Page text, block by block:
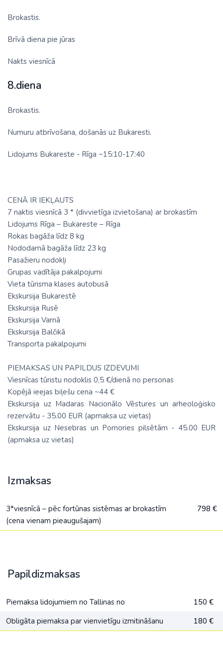
Brokastis.
Brīvā diena pie jūras
Nakts viesnīcā
8.diena
Brokastis.
Numuru atbrīvošana, došanās uz Bukaresti.
Lidojums Bukareste - Rīga ~15:10-17:40
CENĀ IR IEKĻAUTS
7 naktis viesnīcā 3 * (divvietīga izvietošana) ar brokastīm
Lidojums Rīga – Bukareste – Rīga
Rokas bagāža līdz 8 kg
Nododamā bagāža līdz 23 kg
Pasažieru nodokļi
Grupas vadītāja pakalpojumi
Vieta tūrisma klases autobusā
Ekskursija Bukarestē
Ekskursija Rusē
Ekskursija Varnā
Ekskursija Balčikā
Transporta pakalpojumi
PIEMAKSAS UN PAPILDUS IZDEVUMI
Viesnīcas tūristu nodoklis 0,5 €/dienā no personas
Kopējā ieejas biļešu cena ~44 €
Ekskursija uz Madaras Nacionālo Vēstures un arheoloģisko
rezervātu - 35.00 EUR (apmaksa uz vietas)
Ekskursija uz Nesebras un Pomories pilsētām - 45.00 EUR
(apmaksa uz vietas)
Izmaksas
3*viesnīcā – pēc fortūnas sistēmas ar brokastīm
(cena vienam pieaugušajam)
798 €
Papildizmaksas
Piemaksa lidojumiem no Tallinas no
150 €
Obligāta piemaksa par vienvietīgu izmitināšanu
180 €